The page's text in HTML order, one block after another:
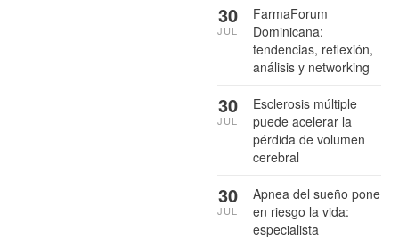
FarmaForum
Dominicana:
tendencias, reflexión,
análisis y networking
30
JUL
Esclerosis múltiple
puede acelerar la
pérdida de volumen
cerebral
30
JUL
Apnea del sueño pone
en riesgo la vida:
especialista
30
JUL